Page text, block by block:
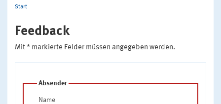
Start
Feedback
Mit * markierte Felder müssen angegeben werden.
Absender
Name